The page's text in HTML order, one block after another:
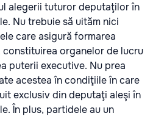
alegerii tuturor deputaţilor în
Nu trebuie să uităm nici
care asigură formarea
organelor de lucru
puterii executive. Nu prea
acestea în condiţiile în care
exclusiv din deputaţi aleşi în
În plus, partidele au un